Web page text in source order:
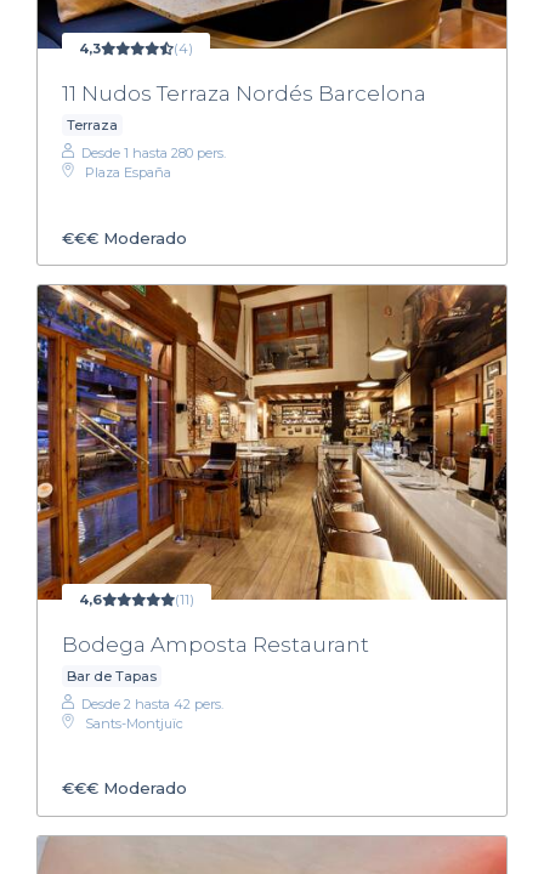
4,3 (4)
11 Nudos Terraza Nordés Barcelona
Terraza
Desde 1 hasta 280 pers.
Plaza España
€€€ Moderado
4,6 (11)
Bodega Amposta Restaurant
Bar de Tapas
Desde 2 hasta 42 pers.
Sants-Montjuïc
€€€ Moderado